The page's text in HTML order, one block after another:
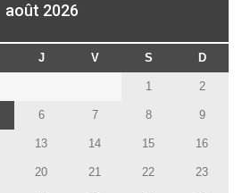
août 2026
J V S D
1 2
6 7 8 9
13 14 15 16
20 21 22 23